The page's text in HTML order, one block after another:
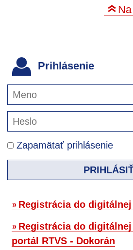
Prihlásenie
Zapamätať prihlásenie
Registrácia do
Registrácia do
portál RTVS - Dokorán